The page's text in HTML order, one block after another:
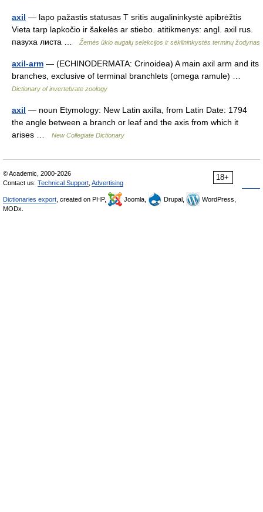
axil — lapo pažastis statusas T sritis augalininkystė apibrėžtis
Vieta tarp lapkočio ir šakelės ar stiebo. atitikmenys: angl. axil rus.
пазуха листа …
Žemės ūkio augalų selekcijos ir sėklininkystės terminų žodynas
axil-arm — (ECHINODERMATA: Crinoidea) A main axil arm and its
branches, exclusive of terminal branchlets (omega ramule) …
Dictionary of invertebrate zoology
axil — noun Etymology: New Latin axilla, from Latin Date: 1794
the angle between a branch or leaf and the axis from which it
arises …
New Collegiate Dictionary
18+
© Academic, 2000-2026
Contact us: Technical Support Advertising
Dictionaries export , created on PHP, Joomla, Drupal,
WordPress,
MODx.